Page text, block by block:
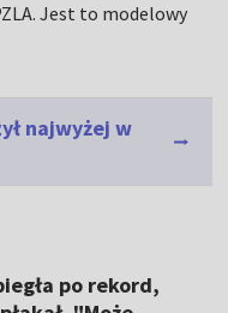
Jest to modelowy
najwyżej w
po rekord,